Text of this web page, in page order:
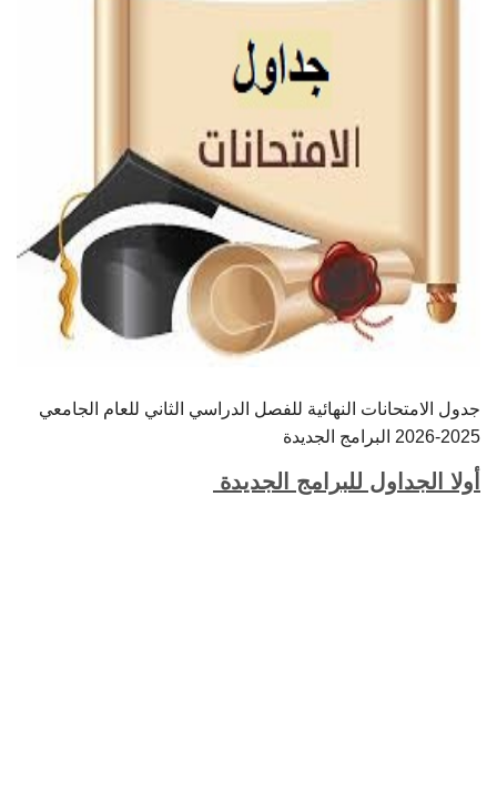
جدول الامتحانات النهائية للفصل الدراسي الثاني للعام الجامعي
2025-2026 البرامج الجديدة
أولا الجداول للبرامج الجديدة